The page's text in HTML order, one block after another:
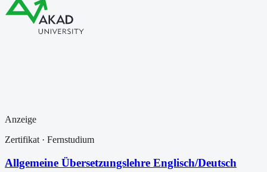
Anzeige
Zertifikat · Fernstudium
Allgemeine Übersetzungslehre Englisch/Deutsch